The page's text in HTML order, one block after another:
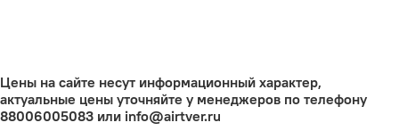
Цены на сайте несут информационный характер,
актуальные цены уточняйте у менеджеров по телефону
88006005083 или info@airtver.ru